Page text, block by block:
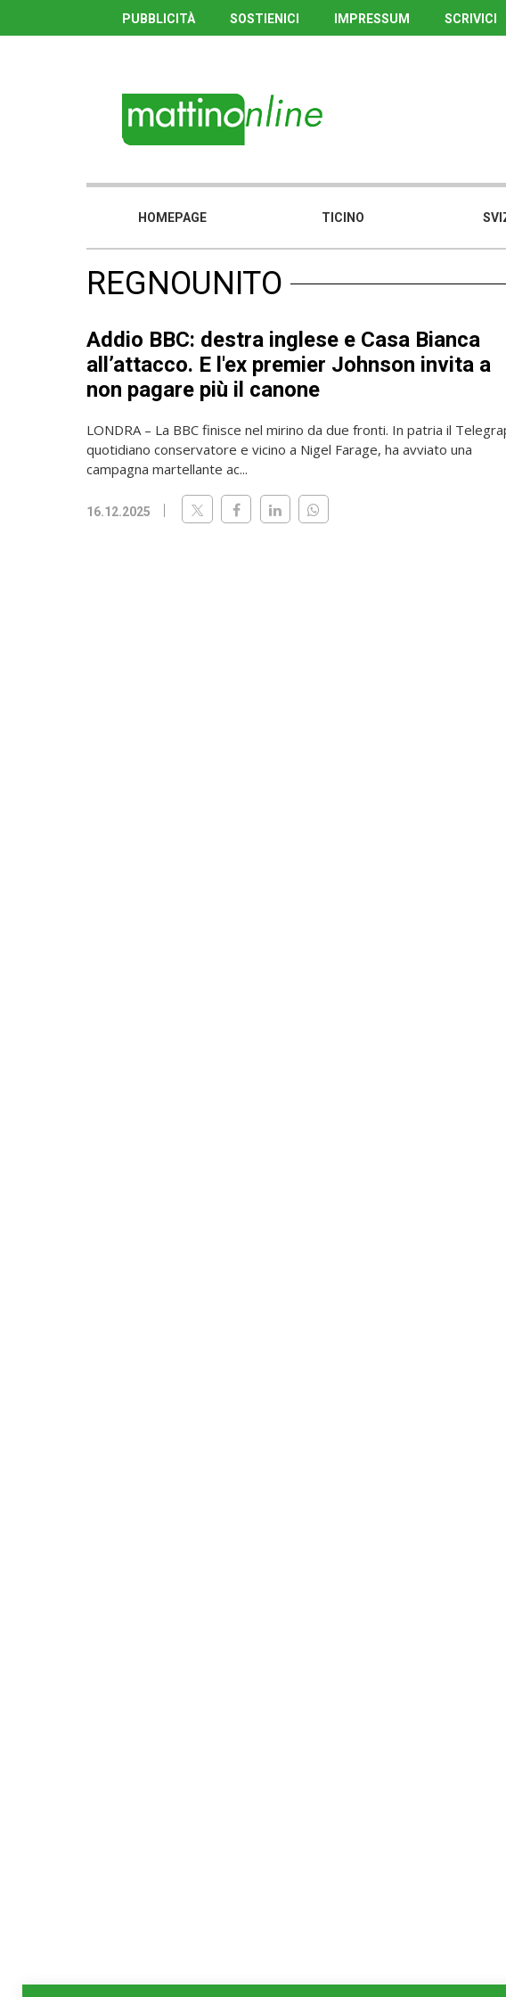
PUBBLICITÀ SOSTIENICI IMPRESSUM SCRIVICI
HOMEPAGE TICINO
REGNOUNITO
Addio BBC: destra inglese e Casa Bianca
all’attacco. E l'ex premier Johnson invita a
non pagare più il canone
LONDRA – La BBC finisce nel mirino da due fronti. In patria il
quotidiano conservatore e vicino a Nigel Farage, ha avviato una
campagna martellante ac...
16.12.2025